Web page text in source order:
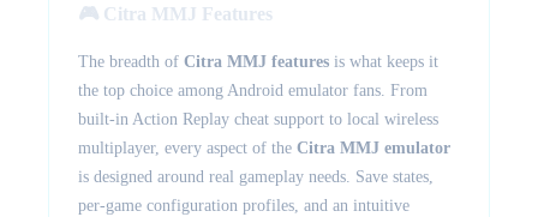
🎮 Citra MMJ Features
The breadth of Citra MMJ features is what keeps it
the top choice among Android emulator fans. From
built-in Action Replay cheat support to local wireless
multiplayer, every aspect of the Citra MMJ emulator
is designed around real gameplay needs. Save states,
per-game configuration profiles, and an intuitive